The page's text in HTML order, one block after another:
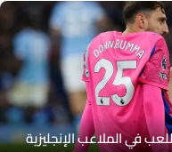
الملاعب الإنجليزية